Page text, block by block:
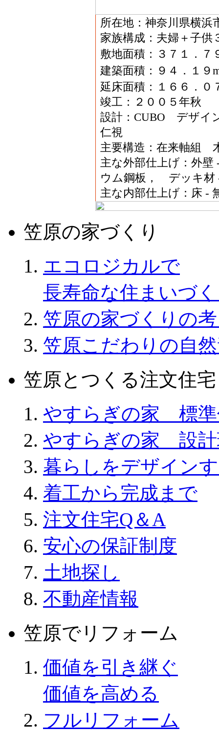
所在地：神奈川県横浜
家族構成：夫婦＋子供
敷地面積：３７１．７
建築面積：９４．１９
延床面積：１６６．０
竣工：２００５年秋
設計：CUBO デザイ
仁視
主要構造：在来軸組
主な外部仕上げ：外
ウム鋼板， デッキ材
主な内部仕上げ：床 -
笠原の家づくり
エコロジカルで
長寿命な住まいづ
笠原の家づくりの
笠原こだわりの自
笠原とつくる注文住宅
やすらぎの家 標準
やすらぎの家 設計
暮らしをデザイン
着工から完成まで
注文住宅Q＆A
安心の保証制度
土地探し
不動産情報
笠原でリフォーム
価値を引き継ぐ
価値を高める
フルリフォーム